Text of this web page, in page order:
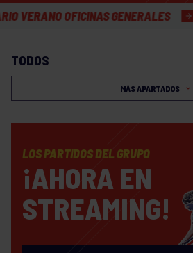
OFICINAS GENERALES
TODOS
MÁS APARTADOS
LOS PARTIDOS DEL GRUPO
¡AHORA EN
STREAMING!